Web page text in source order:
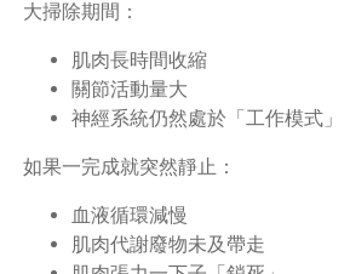
大掃除期間：
肌肉長時間收縮
關節活動量大
神經系統仍然處於「工作模式」
如果一完成就突然靜止：
血液循環減慢
肌肉代謝廢物未及帶走